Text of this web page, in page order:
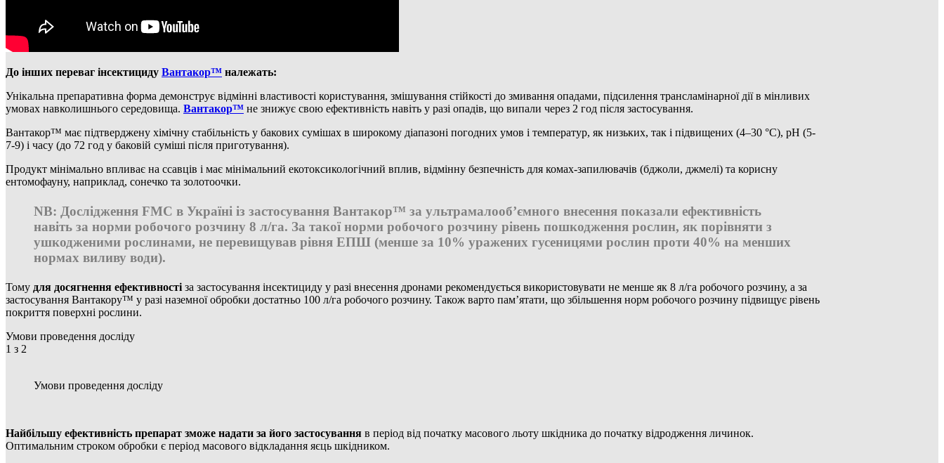
До інших переваг інсектициду Вантакор™ належать:
Унікальна препаративна форма демонструє відмінні властивості користування, змішування стійкості до змивання опадами, підсилення трансламінарної дії в мінливих
умовах навколишнього середовища. Вантакор™ не знижує свою ефективність навіть у разі опадів, що випали через 2 год після застосування.
Вантакор™ має підтверджену хімічну стабільність у бакових сумішах в широкому діапазоні погодних умов і температур, як низьких, так і підвищених (4–30 °C), pH (5-
7-9) і часу (до 72 год у баковій суміші після приготування).
Продукт мінімально впливає на ссавців і має мінімальний екотоксикологічний вплив, відмінну безпечність для комах-запилювачів (бджоли, джмелі) та корисну
ентомофауну, наприклад, сонечко та золотоочки.
NB: Дослідження FMC в Україні із застосування Вантакор™ за ультрамалооб’ємного внесення показали ефективність
навіть за норми робочого розчину 8 л/га. За такої норми робочого розчину рівень пошкодження рослин, як порівняти з
ушкодженими рослинами, не перевищував рівня ЕПШ (менше за 10% уражених гусеницями рослин проти 40% на менших
нормах виливу води).
Тому для досягнення ефективностіза застосування інсектициду у разі внесення дронами рекомендується використовувати не менше як 8 л/га робочого розчину, а за
застосування Вантакору™ у разі наземної обробки достатньо 100 л/га робочого розчину. Також варто пам’ятати, що збільшення норм робочого розчину підвищує рівень
покриття поверхні рослини.
Умови проведення досліду
1 з 2
Умови проведення досліду
Найбільшу ефективність препарат зможе надати за його застосування в період від початку масового льоту шкідника до початку відродження личинок.
Оптимальним строком обробки є період масового відкладання яєць шкідником.